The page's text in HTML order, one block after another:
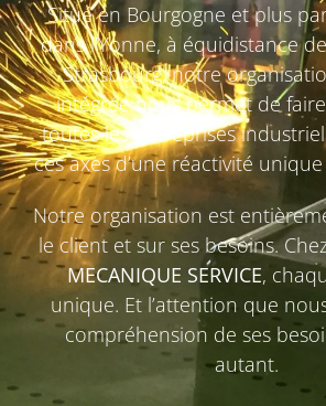
Situé en Bourgogne et plus
dans l’Yonne, à équidistance
Strasbourg, notre
intégrée nous permet de
toutes les entreprises
ces axes d’une réactivité
Notre organisation est
le client et sur ses besoins.
MECANIQUE SERVICE,
unique. Et l’attention que
compréhension de ses
autant.